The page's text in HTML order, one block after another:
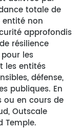
totale de
non
approfondis
résilience
les
les entités
défense,
publiques. En
ou en cours de
Outscale
Temple.